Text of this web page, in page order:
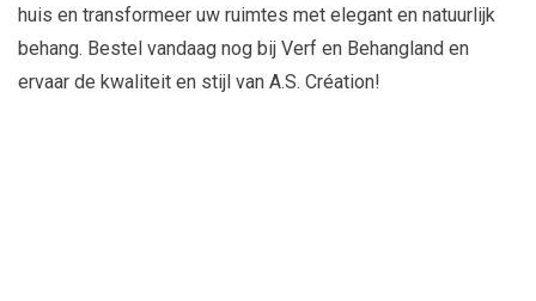
huis en transformeer uw ruimtes met elegant en natuurlijk
behang. Bestel vandaag nog bij Verf en Behangland en
ervaar de kwaliteit en stijl van A.S. Création!